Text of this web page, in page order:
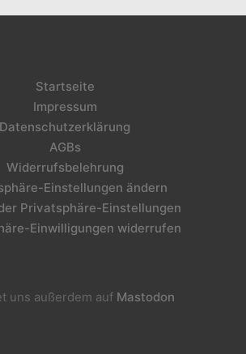
Startseite
Impressum
Datenschutzerklärung
AGBs
Widerrufsbelehrung
Einstellungen ändern
Privatsphäre-Einstellungen
Einwilligungen widerrufen
uns außerdem auf Mastodon